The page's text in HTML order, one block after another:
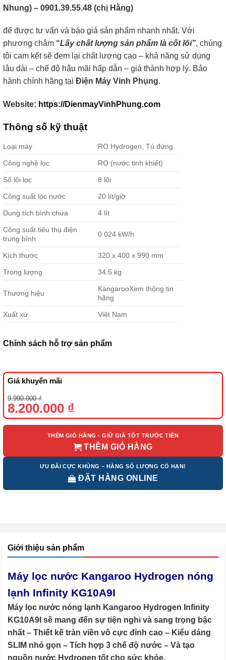
Nhung) – 0901.39.55.48 (chị Hằng)
để được tư vấn và báo giá sản phẩm nhanh nhất. Với
phương châm “Lấy chất lượng sản phẩm là cốt lõi”, chúng
tôi cam kết sẽ đem lại chất lượng cao – khả năng sử dụng
lâu dài – chế độ hậu mãi hấp dẫn – giá thành hợp lý. Bảo
hành chính hãng tại Điện Máy Vinh Phụng.
Website: https://DienmayVinhPhung.com
Thông số kỹ thuật
Loại máy RO Hydrogen, Tủ đứng
Công nghệ lọc RO (nước tinh khiết)
Số lõi lọc 8 lõi
Công suất lọc nước 20 lít/giờ
Dung tích bình chứa 4 lít
Công suất tiêu thụ điện
trung bình
0.024 kW/h
Kích thước 320 x 400 x 990 mm
Trọng lượng 34.5 kg
Thương hiệu
KangarooXem thông tin
hãng
Xuất xứ Việt Nam
Chính sách hỗ trợ sản phẩm
Giá khuyến mãi
9.990.000₫
Giá
gốc
là:
8.200.000 ₫
Giá
hiện
tại
THÊM GIỎ HÀNG - GIỮ GIÁ TỐT TRƯỚC TIÊN
THÊM GIỎ HÀNG
ƯU ĐÃI CỰC KHỦNG – HÀNG SỐ LƯỢNG CÓ HẠN!
ĐẶT HÀNG ONLINE
Giới thiệu sản phẩm
Máy lọc nước Kangaroo Hydrogen nóng
lạnh Infinity KG10A9I
Máy lọc nước nóng lạnh Kangaroo Hydrogen Infinity
KG10A9I sẽ mang đến sự tiện nghi và sang trọng bậc
nhất – Thiết kế tràn viền vô cực đỉnh cao – Kiểu dáng
SLIM nhỏ gọn – Tích hợp 3 chế độ nước – Và tạo
nguồn nước Hydrogen tốt cho sức khỏe.